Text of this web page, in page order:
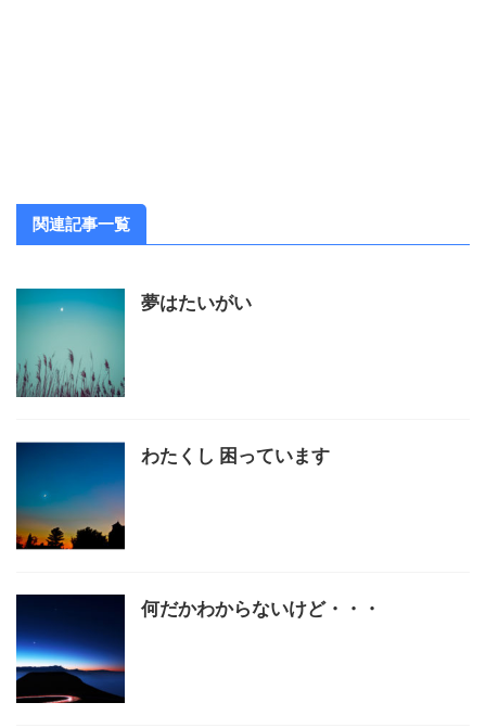
関連記事一覧
夢はたいがい
わたくし 困っています
何だかわからないけど・・・